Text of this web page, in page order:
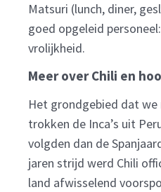
Matsuri (lunch, diner,
goed opgeleid
vrolijkheid.
Meer over Chili en
Het grondgebied dat we
trokken de Inca’s uit
volgden dan de
jaren strijd werd Chili
land afwisselend